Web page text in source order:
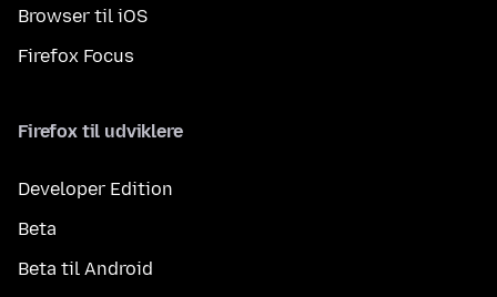
Browser til iOS
Firefox Focus
Firefox til udviklere
Developer Edition
Beta
Beta til Android